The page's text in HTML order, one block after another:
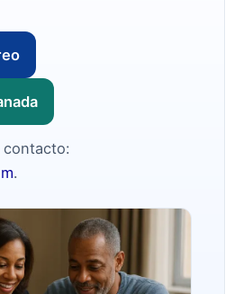
contacto:
.